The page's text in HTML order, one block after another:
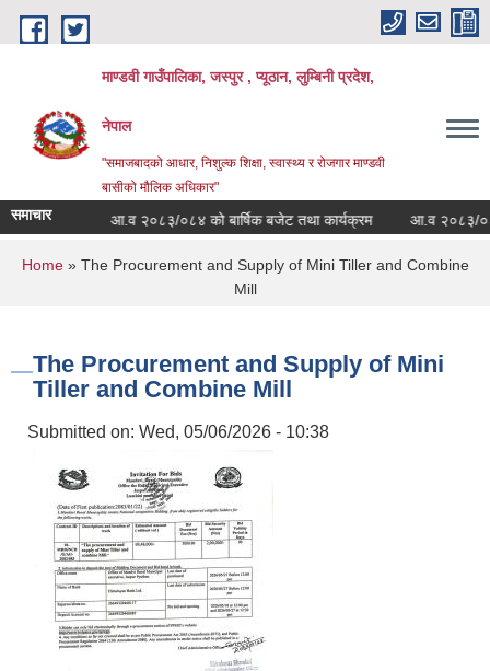
Skip to main content
माण्डवी गाउँपालिका, जस्पुर , प्यूठान, लुम्बिनी प्रदेश,
नेपाल
"समाजबादको आधार, निशुल्क शिक्षा, स्वास्थ्य र रोजगार माण्डवी
बासीको मौलिक अधिकार"
समाचार
सूचना आ.व २०८३/०८४ को बार्षिक बजेट तथा कार्यक्रम आ.व २०८३/०८४
You are here
Home» The Procurement and Supply of Mini Tiller and Combine
Mill
The Procurement and Supply of Mini
Tiller and Combine Mill
Submitted on: Wed, 05/06/2026 - 10:38